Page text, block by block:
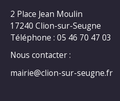
2 Place Jean Moulin
17240 Clion-sur-Seugne
Téléphone : 05 46 70 47 03
Nous contacter :
mairie@clion-sur-seugne.fr